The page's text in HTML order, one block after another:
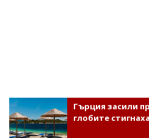
Гърция засили
глобите